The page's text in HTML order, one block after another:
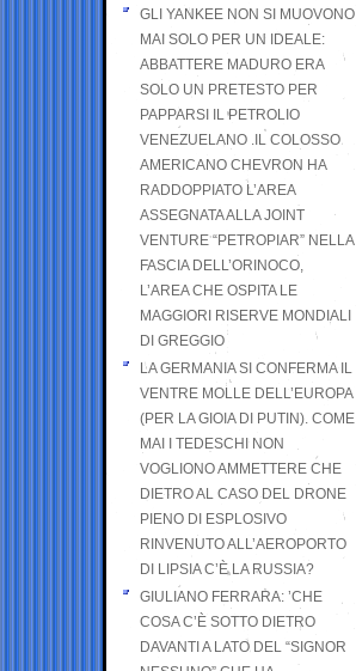
GLI YANKEE NON SI MUOVONO
MAI SOLO PER UN IDEALE:
ABBATTERE MADURO ERA
SOLO UN PRETESTO PER
PAPPARSI IL PETROLIO
VENEZUELANO .IL COLOSSO
AMERICANO CHEVRON HA
RADDOPPIATO L’AREA
ASSEGNATA ALLA JOINT
VENTURE “PETROPIAR” NELLA
FASCIA DELL’ORINOCO,
L’AREA CHE OSPITA LE
MAGGIORI RISERVE MONDIALI
DI GREGGIO
LA GERMANIA SI CONFERMA IL
VENTRE MOLLE DELL’EUROPA
(PER LA GIOIA DI PUTIN). COME
MAI I TEDESCHI NON
VOGLIONO AMMETTERE CHE
DIETRO AL CASO DEL DRONE
PIENO DI ESPLOSIVO
RINVENUTO ALL’AEROPORTO
DI LIPSIA C’È LA RUSSIA?
GIULIANO FERRARA: ’CHE
COSA C’È SOTTO DIETRO
DAVANTI A LATO DEL “SIGNOR